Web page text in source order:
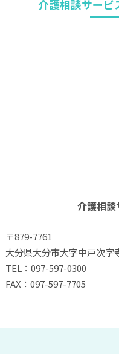
介護相談サービ
介護相談
〒879-7761
大分県大分市大字中戸次字
TEL：097-597-0300
FAX：097-597-7705